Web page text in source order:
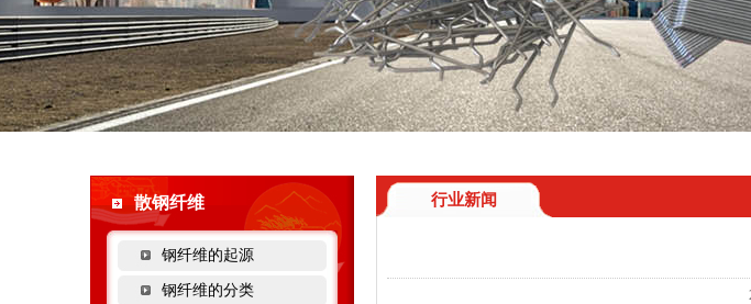
散钢纤维
钢纤维的起源
钢纤维的分类
行业新闻